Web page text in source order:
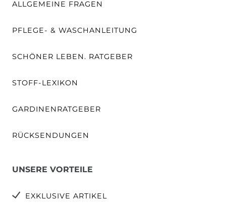
ALLGEMEINE FRAGEN
PFLEGE- & WASCHANLEITUNG
SCHÖNER LEBEN. RATGEBER
STOFF-LEXIKON
GARDINENRATGEBER
RÜCKSENDUNGEN
UNSERE VORTEILE
EXKLUSIVE ARTIKEL